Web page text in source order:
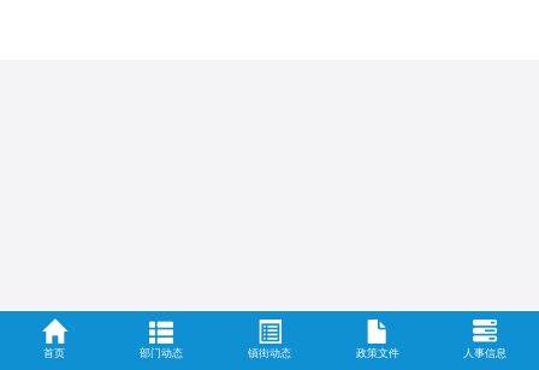
首页 部门动态 镇街动态 政策文件 人事信息